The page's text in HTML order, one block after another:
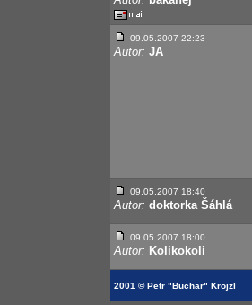
09.05.2007 22:23
Autor: JA
09.05.2007 18:40
Autor: doktorka Šáhlá
09.05.2007 18:00
Autor: Kolikokoli
2001 © Petr "Buchar" Krojzl